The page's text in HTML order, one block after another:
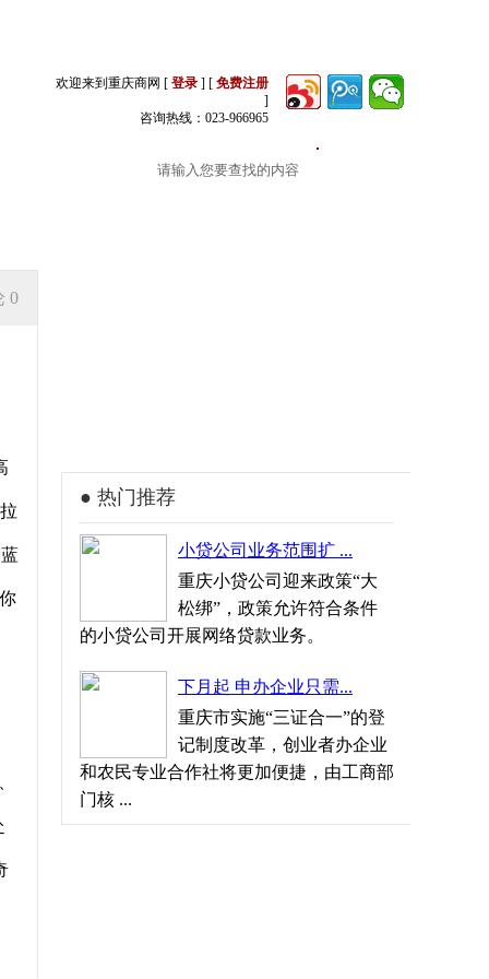
欢迎来到重庆商网 [ 登录 ] [ 免费注册
]
咨询热线：023-966965
● 热门推荐
小贷公司业务范围扩 ...
重庆小贷公司迎来政策“大
松绑”，政策允许符合条件
的小贷公司开展网络贷款业务。
下月起 申办企业只需...
重庆市实施“三证合一”的登
记制度改革，创业者办企业
和农民专业合作社将更加便捷，由工商部
门核 ...
0